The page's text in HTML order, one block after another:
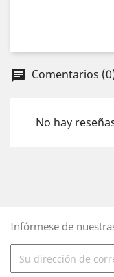
chat Comentarios
No hay
Infórmese de